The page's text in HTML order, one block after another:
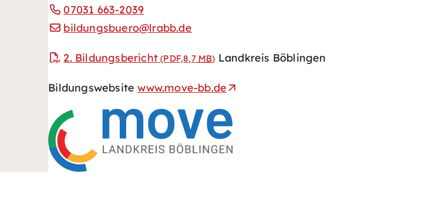
07031 663-2039
bildungsbuero@lrabb.de
2. Bildungsbericht (PDF,8,7 MB) Landkreis Böblingen
Bildungswebsitewww.move-bb.de